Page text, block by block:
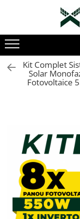
SISTEME
Monofazate
LAMPA
COMPONENTE SI
FOTOVOLTAICE
PANOURI
INVERTOARE
ACUMULATORI/
Kit Complet
Solar
Fotovoltaice